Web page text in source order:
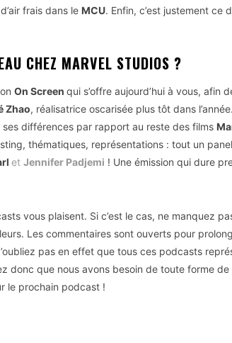
frais dans le MCU. Enfin, c’est justement ce
CHEZ MARVEL STUDIOS ?
On Screen qui s’offre aujourd’hui à vous, afin
Zhao, réalisatrice oscarisée plus tôt dans l’année.
différences par rapport au reste des films
thématiques, représentations : tout un
et Jennifer Padjemi ! Une émission qui dure
vous plaisent. Si c’est le cas, ne manquez
Les commentaires sont ouverts pour
pas en effet que tous ces podcasts
donc que nous avons besoin de toute forme
le prochain podcast !